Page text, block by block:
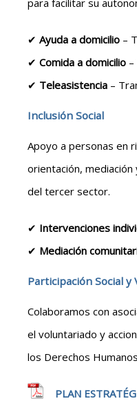
✔ Ayuda a domicilio –
✔ Comida a domicilio
✔ Teleasistencia –
Inclusión Social
Apoyo a personas en
orientación,
del tercer sector.
✔ Intervenciones
✔ Mediación
Participación Social y
Colaboramos con
el voluntariado y
los Derechos
PLAN